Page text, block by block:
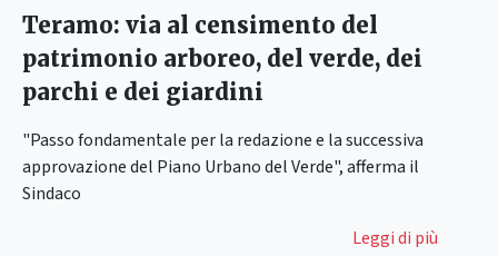
Teramo: via al censimento del
patrimonio arboreo, del verde, dei
parchi e dei giardini
"Passo fondamentale per la redazione e la successiva
approvazione del Piano Urbano del Verde", afferma il
Sindaco
Leggi di più